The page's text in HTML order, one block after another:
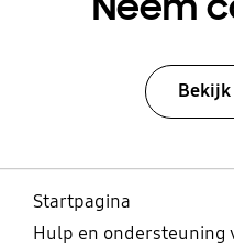
Startpagina
Hulp en ondersteuning